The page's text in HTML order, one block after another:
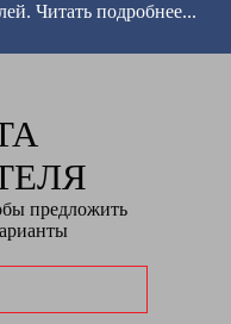
Читать подробнее...
предложить